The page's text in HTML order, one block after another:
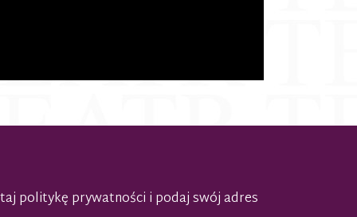
politykę prywatności i podaj swój adres